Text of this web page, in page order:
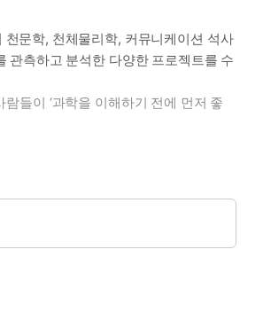
문학, 천체물리학, 커뮤니케이션 석사
관측하고 분석한 다양한 프로젝트를 수
들이 ‘과학을 이해하기 전에 먼저 좋
천문우주전시팀장, 서대문자연사박물